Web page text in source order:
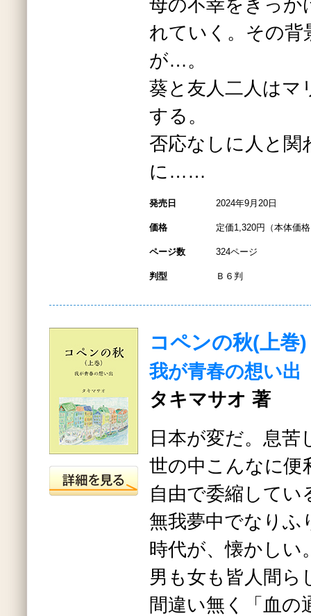
母の不幸をきっか
れていく。その背
が…。
葵と友人二人はマ
する。
否応なしに人と関
に……
発売日 2024年9月20日
価格 定価1,320円（本体価
ページ数 324ページ
判型 Ｂ６判
コペンの秋(上巻)
我が青春の想い出
タキマサオ 著
日本が変だ。息苦
世の中こんなに便
自由で委縮してい
無我夢中でなりふ
時代が、懐かしい
男も女も皆人間ら
間違い無く「血の